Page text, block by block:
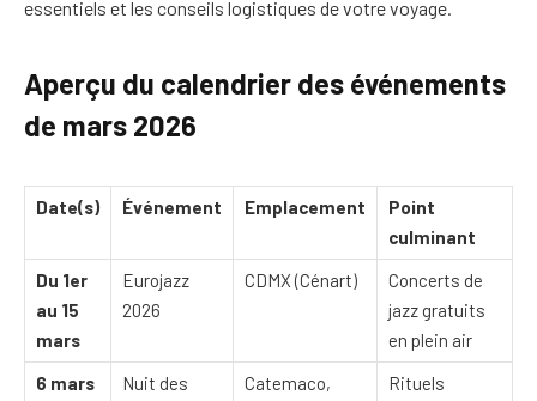
essentiels et les conseils logistiques de votre voyage.
Aperçu du calendrier des événements
de mars 2026
Date(s) Événement Emplacement
Point
culminant
Du 1er
au 15
mars
Eurojazz
2026
CDMX (Cénart)
Concerts de
jazz gratuits
en plein air
6 mars
Nuit des
Catemaco,
Rituels